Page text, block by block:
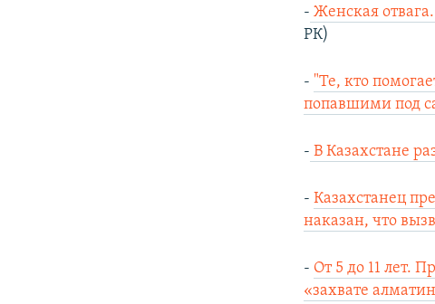
- Женская
РК)
- "Те, кто
попавшими под
- В Казахстане
-Казахстанец
наказан, что
- От 5 до 11 лет.
«захвате